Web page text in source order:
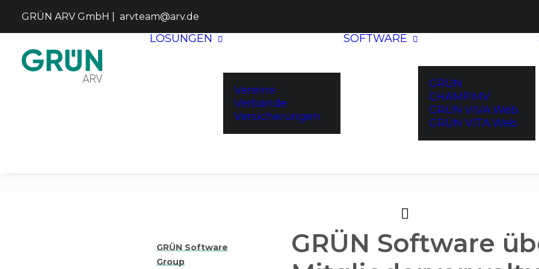
GRÜN ARV GmbH | arvteam@arv.de
LÖSUNGEN
Vereine
Verbände
Versicherungen
SOFTWARE
GRÜN
CHAMP.MV
GRÜN VIVA.Web
GRÜN VITA.Web
GRÜN Software
Group
GRÜN Software